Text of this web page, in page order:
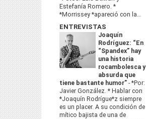
Estefanía Romero. *
*Morrissey *apareció con la...
ENTREVISTAS
Joaquín
Rodríguez: “En
“Spandex” hay
una historia
rocambolesca y
absurda que
tiene bastante humor” -*Por:
Javier González. * Hablar con
*Joaquín Rodrígue*z siempre
es un placer. A su condición de
mítico bajista de una de